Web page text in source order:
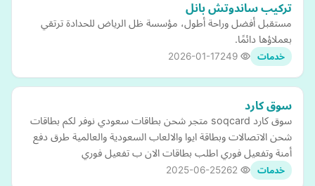
تركيب ساندوتش بانل
مستقبل أفضل وراحة أطول، مؤسسة ظل الرياض للحدادة ترتقي
بعملاؤها دائمًا.
خدمات 2026-01-17
سوق كارد
سوق كارد soqcard متجر شحن بطاقات سعودي نوفر لكم بطاقات
شحن الاتصالات وبطاقة ايوا والالعاب السعودية والعالمية طرق دفع
أمنة وتفعيل فوري اطلب بطاقات الان ب تفعيل فوري
خدمات 2025-06-25